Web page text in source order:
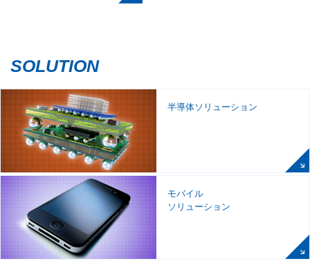
SOLUTION
半導体ソリューション
モバイル
ソリューション